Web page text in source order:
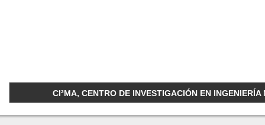
CI²MA, CENTRO DE INVESTIGACIÓN EN